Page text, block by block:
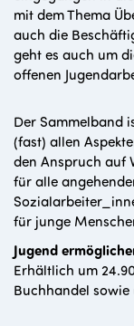
mit dem Thema
auch die
geht es auch um
offenen
Der Sammelband
(fast) allen
den Anspruch auf
für alle
für junge
Jugend
Erhältlich um
Buchhandel sowie